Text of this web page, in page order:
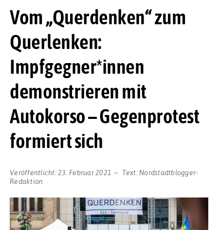
Vom „Querdenken“ zum
Querlenken:
Impfgegner*innen
demonstrieren mit
Autokorso – Gegenprotest
formiert sich
Veröffentlicht: 23. Februar 2021 Text: Nordstadtblogger-
Redaktion